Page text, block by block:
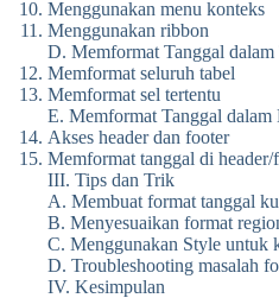
Menggunakan menu konteks
Menggunakan ribbon
D. Memformat Tanggal dalam
Memformat seluruh tabel
Memformat sel tertentu
E. Memformat Tanggal dalam
Akses header dan footer
Memformat tanggal di header/
III. Tips dan Trik
A. Membuat format tanggal
B. Menyesuaikan format
C. Menggunakan Style untuk
D. Troubleshooting masalah
IV. Kesimpulan